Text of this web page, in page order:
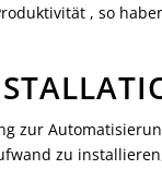
, so
zur
zu